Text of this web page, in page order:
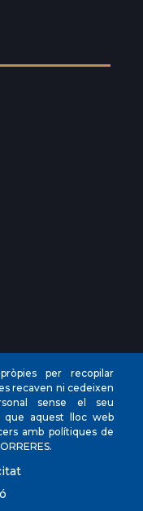
per recopilar
recaven ni cedeixen
sense el seu
que aquest lloc web
amb polítiques de